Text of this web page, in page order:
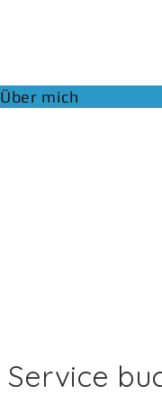
Über mich
Service